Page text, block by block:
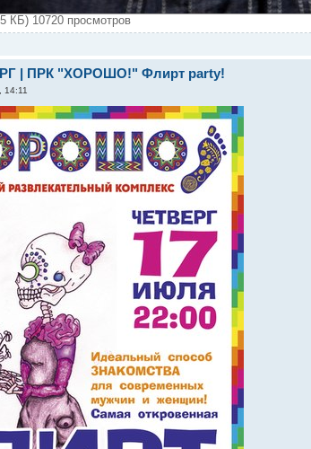
КБ) 10720 просмотров
| ПРК "ХОРОШО!" Флирт party!
14:11